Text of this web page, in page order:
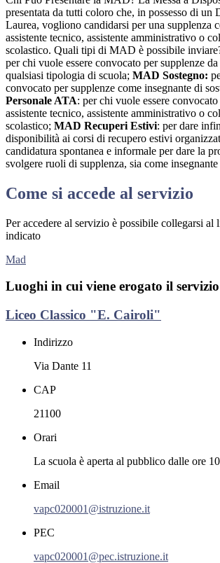
presentata da tutti coloro che, in possesso di un
Laurea, vogliono candidarsi per una supplenza
assistente tecnico, assistente amministrativo o
scolastico. Quali tipi di MAD è possibile
per chi vuole essere convocato per supplenze
qualsiasi tipologia di scuola; MAD Sostegno:
convocato per supplenze come insegnante di
Personale ATA: per chi vuole essere
assistente tecnico, assistente amministrativo o
scolastico; MAD Recuperi Estivi: per dare
disponibilità ai corsi di recupero estivi
candidatura spontanea e informale per dare la
svolgere ruoli di supplenza, sia come
Come si accede al servizio
Per accedere al servizio è possibile collegarsi al
indicato
Mad
Luoghi in cui viene erogato il servizio
Liceo Classico "E. Cairoli"
Indirizzo
Via Dante 11
CAP
21100
Orari
La scuola è aperta al pubblico dalle ore
Email
vapc020001@istruzione.it
PEC
vapc020001@pec.istruzione.it